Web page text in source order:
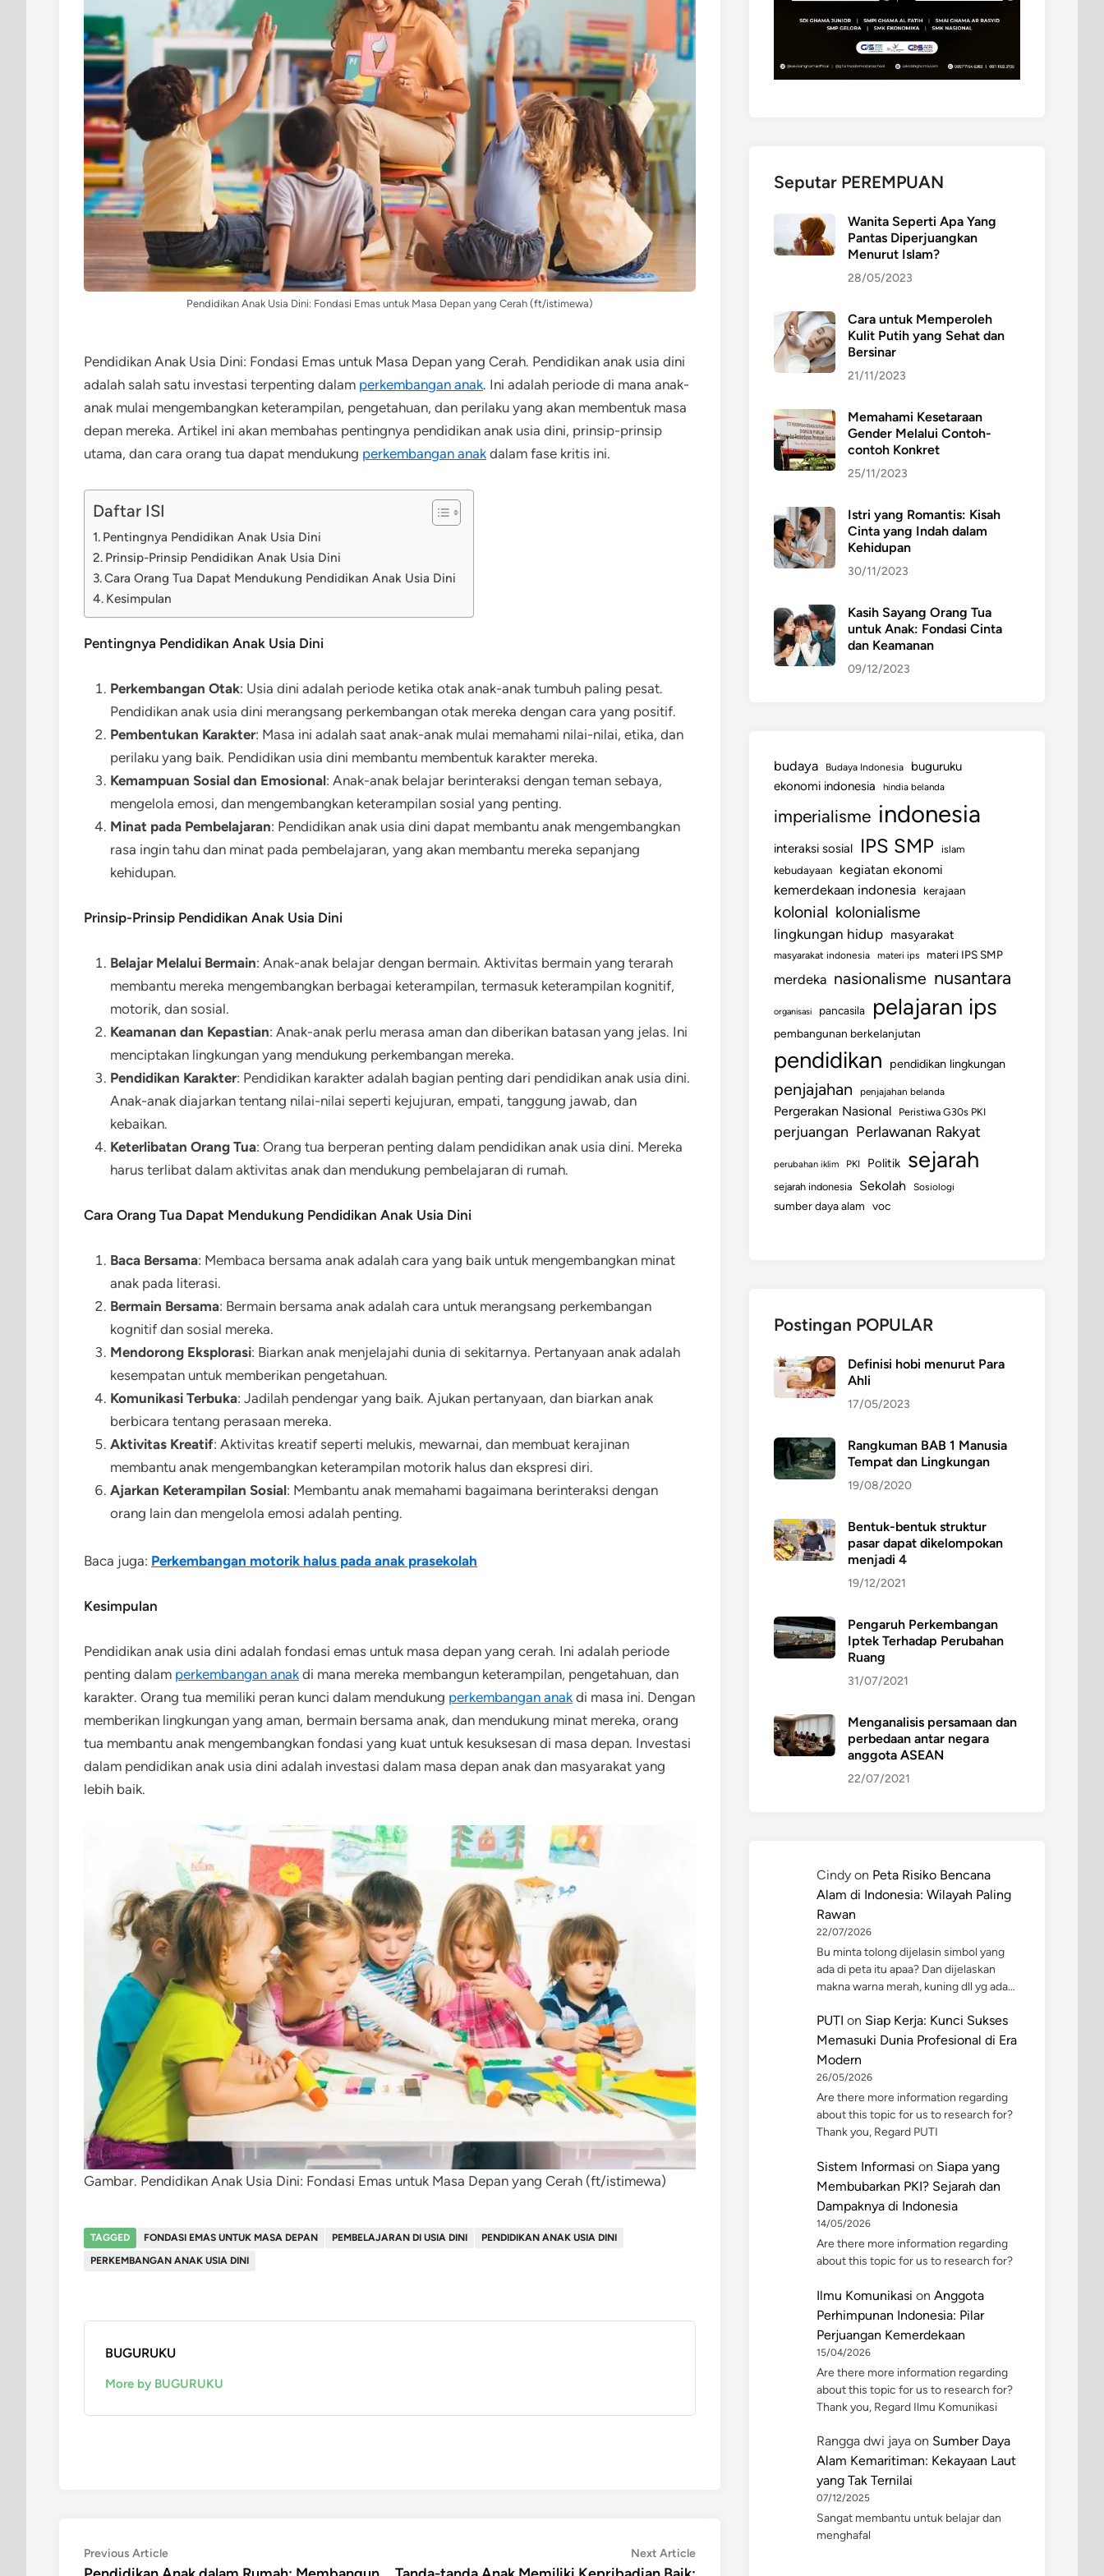
Pendidikan Anak Usia Dini: Fondasi Emas untuk Masa Depan yang Cerah (ft/istimewa)
Pendidikan Anak Usia Dini: Fondasi Emas untuk Masa Depan yang Cerah. Pendidikan anak usia dini
adalah salah satu investasi terpenting dalam perkembangan anak. Ini adalah periode di mana anak-
anak mulai mengembangkan keterampilan, pengetahuan, dan perilaku yang akan membentuk masa
depan mereka. Artikel ini akan membahas pentingnya pendidikan anak usia dini, prinsip-prinsip
utama, dan cara orang tua dapat mendukung perkembangan anak dalam fase kritis ini.
Daftar ISI
Pentingnya Pendidikan Anak Usia Dini
Prinsip-Prinsip Pendidikan Anak Usia Dini
Cara Orang Tua Dapat Mendukung Pendidikan Anak Usia Dini
Kesimpulan
Pentingnya Pendidikan Anak Usia Dini
Perkembangan Otak: Usia dini adalah periode ketika otak anak-anak tumbuh paling pesat.
Pendidikan anak usia dini merangsang perkembangan otak mereka dengan cara yang positif.
Pembentukan Karakter: Masa ini adalah saat anak-anak mulai memahami nilai-nilai, etika, dan
perilaku yang baik. Pendidikan usia dini membantu membentuk karakter mereka.
Kemampuan Sosial dan Emosional: Anak-anak belajar berinteraksi dengan teman sebaya,
mengelola emosi, dan mengembangkan keterampilan sosial yang penting.
Minat pada Pembelajaran: Pendidikan anak usia dini dapat membantu anak mengembangkan
rasa ingin tahu dan minat pada pembelajaran, yang akan membantu mereka sepanjang
kehidupan.
Prinsip-Prinsip Pendidikan Anak Usia Dini
Belajar Melalui Bermain: Anak-anak belajar dengan bermain. Aktivitas bermain yang terarah
membantu mereka mengembangkan berbagai keterampilan, termasuk keterampilan kognitif,
motorik, dan sosial.
Keamanan dan Kepastian: Anak-anak perlu merasa aman dan diberikan batasan yang jelas. Ini
menciptakan lingkungan yang mendukung perkembangan mereka.
Pendidikan Karakter: Pendidikan karakter adalah bagian penting dari pendidikan anak usia dini.
Anak-anak diajarkan tentang nilai-nilai seperti kejujuran, empati, tanggung jawab, dan
kebaikan.
Keterlibatan Orang Tua: Orang tua berperan penting dalam pendidikan anak usia dini. Mereka
harus terlibat dalam aktivitas anak dan mendukung pembelajaran di rumah.
Cara Orang Tua Dapat Mendukung Pendidikan Anak Usia Dini
Baca Bersama: Membaca bersama anak adalah cara yang baik untuk mengembangkan minat
anak pada literasi.
Bermain Bersama: Bermain bersama anak adalah cara untuk merangsang perkembangan
kognitif dan sosial mereka.
Mendorong Eksplorasi: Biarkan anak menjelajahi dunia di sekitarnya. Pertanyaan anak adalah
kesempatan untuk memberikan pengetahuan.
Komunikasi Terbuka: Jadilah pendengar yang baik. Ajukan pertanyaan, dan biarkan anak
berbicara tentang perasaan mereka.
Aktivitas Kreatif: Aktivitas kreatif seperti melukis, mewarnai, dan membuat kerajinan
membantu anak mengembangkan keterampilan motorik halus dan ekspresi diri.
Ajarkan Keterampilan Sosial: Membantu anak memahami bagaimana berinteraksi dengan
orang lain dan mengelola emosi adalah penting.
Baca juga: Perkembangan motorik halus pada anak prasekolah
Kesimpulan
Pendidikan anak usia dini adalah fondasi emas untuk masa depan yang cerah. Ini adalah periode
penting dalam perkembangan anak di mana mereka membangun keterampilan, pengetahuan, dan
karakter. Orang tua memiliki peran kunci dalam mendukung perkembangan anak di masa ini. Dengan
memberikan lingkungan yang aman, bermain bersama anak, dan mendukung minat mereka, orang
tua membantu anak mengembangkan fondasi yang kuat untuk kesuksesan di masa depan. Investasi
dalam pendidikan anak usia dini adalah investasi dalam masa depan anak dan masyarakat yang
lebih baik.
Gambar. Pendidikan Anak Usia Dini: Fondasi Emas untuk Masa Depan yang Cerah (ft/istimewa)
TAGGED FONDASI EMAS UNTUK MASA DEPAN PEMBELAJARAN DI USIA DINI
PENDIDIKAN ANAK USIA DINI
PERKEMBANGAN ANAK USIA DINI
BUGURUKU
More by BUGURUKU
Post
Previous ArticlePrevious
article:
Next ArticleNext
Seputar PEREMPUAN
Wanita Seperti Apa Yang
Pantas Diperjuangkan
Menurut Islam?
28/05/2023
Cara untuk Memperoleh
Kulit Putih yang Sehat dan
Bersinar
21/11/2023
Memahami Kesetaraan
Gender Melalui Contoh-
contoh Konkret
25/11/2023
Istri yang Romantis: Kisah
Cinta yang Indah dalam
Kehidupan
30/11/2023
Kasih Sayang Orang Tua
untuk Anak: Fondasi Cinta
dan Keamanan
09/12/2023
budaya Budaya Indonesia
buguruku
ekonomi indonesia
hindia belanda
imperialisme indonesia
interaksi sosial IPS SMP
islam
kebudayaan
kegiatan ekonomi
kemerdekaan indonesia kerajaan
kolonial kolonialisme
lingkungan hidup masyarakat
masyarakat indonesia materi ips materi IPS SMP
merdeka nasionalisme nusantara
organisasi pancasila pelajaran ips
pembangunan berkelanjutan
pendidikan pendidikan lingkungan
penjajahan penjajahan belanda
Pergerakan Nasional Peristiwa G30s PKI
perjuangan Perlawanan Rakyat
perubahan iklim PKI Politik sejarah
sejarah indonesia Sekolah Sosiologi
sumber daya alam voc
Postingan POPULAR
Definisi hobi menurut Para
Ahli
17/05/2023
Rangkuman BAB 1 Manusia
Tempat dan Lingkungan
19/08/2020
Bentuk-bentuk struktur
pasar dapat dikelompokan
menjadi 4
19/12/2021
Pengaruh Perkembangan
Iptek Terhadap Perubahan
Ruang
31/07/2021
Menganalisis persamaan dan
perbedaan antar negara
anggota ASEAN
22/07/2021
Cindy on Peta Risiko Bencana
Alam di Indonesia: Wilayah Paling
Rawan
22/07/2026
Bu minta tolong dijelasin simbol yang
ada di peta itu apaa? Dan dijelaskan
makna warna merah, kuning dll yg ada…
PUTI on Siap Kerja: Kunci Sukses
Memasuki Dunia Profesional di Era
Modern
26/05/2026
Are there more information regarding
about this topic for us to research for?
Thank you, Regard PUTI
Sistem Informasi on Siapa yang
Membubarkan PKI? Sejarah dan
Dampaknya di Indonesia
14/05/2026
Are there more information regarding
about this topic for us to research for?
Ilmu Komunikasi on Anggota
Perhimpunan Indonesia: Pilar
Perjuangan Kemerdekaan
15/04/2026
Are there more information regarding
about this topic for us to research for?
Thank you, Regard Ilmu Komunikasi
Rangga dwi jaya on Sumber Daya
Alam Kemaritiman: Kekayaan Laut
yang Tak Ternilai
07/12/2025
Sangat membantu untuk belajar dan
menghafal